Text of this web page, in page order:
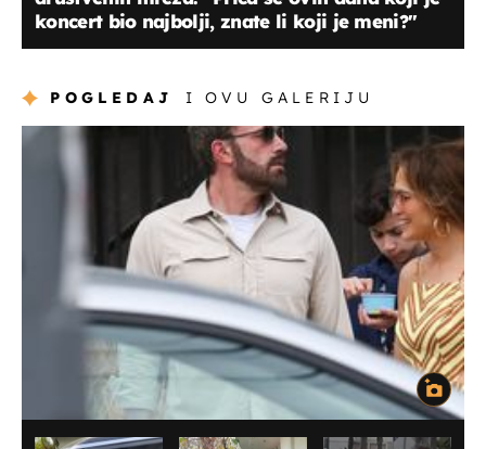
koncert bio najbolji, znate li koji je meni?"
POGLEDAJ I OVU GALERIJU